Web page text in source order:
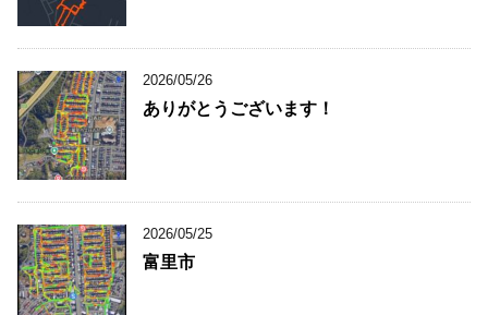
2026/05/26
ありがとうございます！
2026/05/25
富里市